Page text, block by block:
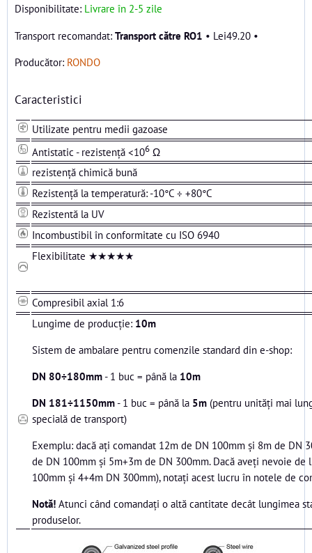
Disponibilitate: Livrare în 2-5 zile
Transport către RO1 • Lei49.20 •
Producător: RONDO
Caracteristici
Utilizate pentru medii gazoase
Antistatic - rezistență <106 Ω
rezistență chimică bună
Rezistență la temperatură: -10°C ÷ +80°C
Rezistentă la UV
Incombustibil în conformitate cu ISO 6940
Flexibilitate ★★★★★
Compresibil axial 1:6
Lungime de producție: 10m
Sistem de ambalare pentru comenzile standard din e-shop:
DN 80÷180mm- 1 buc = până la 10m
DN 181÷1150mm- 1 buc = până la 5m (pentru unități mai
specială de transport)
Exemplu: dacă ați comandat 12m de DN 100mm și 8m de DN
de DN 100mm și 5m+3m de DN 300mm. Dacă aveți nevoie
100mm și 4+4m DN 300mm), notați acest lucru în notele de
Notă! Atunci când comandați o altă cantitate decât lungimea
produselor.